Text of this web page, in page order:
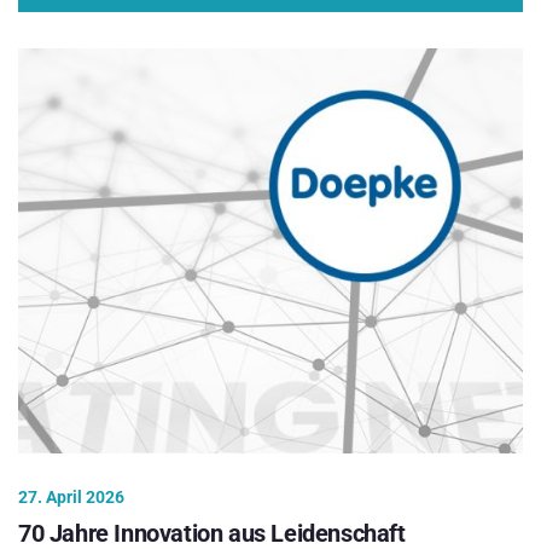
27. April 2026
70 Jahre Innovation aus Leidenschaft